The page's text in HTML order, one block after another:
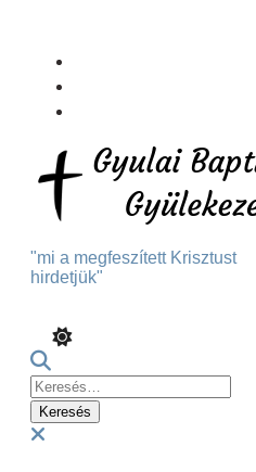
Content
"mi a megfeszített Krisztust
hirdetjük"
Keresés: